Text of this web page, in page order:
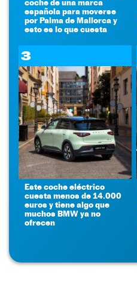
coche de una marca
española para moverse
por Palma de Mallorca y
esto es lo que cuesta
3
Este coche eléctrico
cuesta menos de 14.000
euros y tiene algo que
muchos BMW ya no
ofrecen